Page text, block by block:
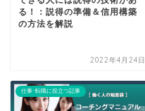
る！：説得の準備＆信用構築
の方法を解説
2022年4月24日
仕事･転職に役立つ記事